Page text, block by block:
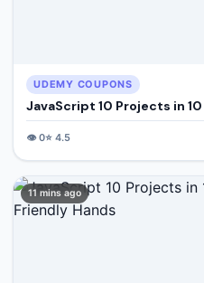
UDEMY COUPONS
JavaScript 10 Projects in
👁️0⭐ 4.5
11 mins ago